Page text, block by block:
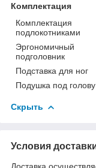
Комплектация
Комплектация
подлокотниками
Эргономичный
подголовник
Подставка для ног
Подушка под голову
Скрыть
Условия
Доставка